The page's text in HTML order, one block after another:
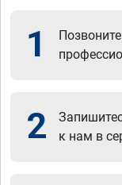
1
2
к нам в